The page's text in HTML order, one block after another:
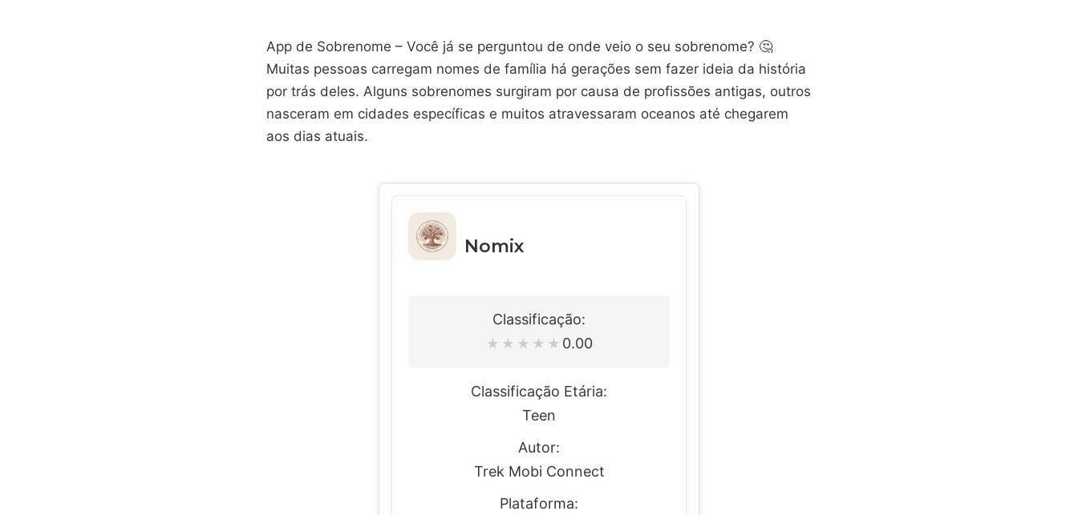
App de Sobrenome – Você já se perguntou de onde veio o seu sobrenome? 🤔
Muitas pessoas carregam nomes de família há gerações sem fazer ideia da história
por trás deles. Alguns sobrenomes surgiram por causa de profissões antigas, outros
nasceram em cidades específicas e muitos atravessaram oceanos até chegarem
aos dias atuais.
Nomix
Classificação:
★ ★ ★ ★ ★ 0.00
Classificação Etária:
Teen
Autor:
Trek Mobi Connect
Plataforma: